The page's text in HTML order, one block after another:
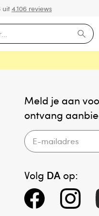
uit4.106 reviews
Meld je aan
ontvang
Volg DA op: